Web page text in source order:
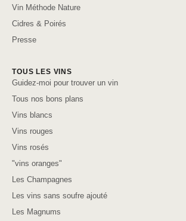
Vin Méthode Nature
Cidres & Poirés
Presse
TOUS LES VINS
Guidez-moi pour trouver un vin
Tous nos bons plans
Vins blancs
Vins rouges
Vins rosés
"vins oranges"
Les Champagnes
Les vins sans soufre ajouté
Les Magnums